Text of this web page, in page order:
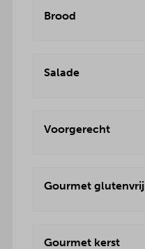
Brood
Salade
Voorgerecht
Gourmet glutenvrij
Gourmet kerst